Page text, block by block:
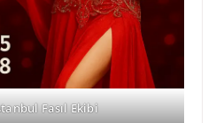
Fasıl Ekibi